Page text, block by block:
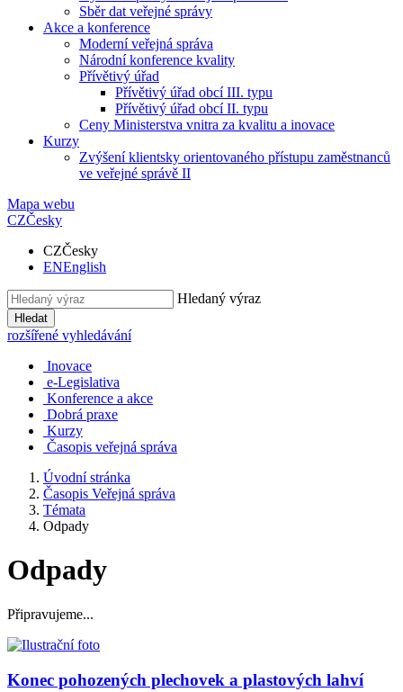
Sběr dat veřejné správy
Akce a konference
Moderní veřejná správa
Národní konference kvality
Přívětivý úřad
Přívětivý úřad obcí III. typu
Přívětivý úřad obcí II. typu
Ceny Ministerstva vnitra za kvalitu a inovace
Kurzy
Zvýšení klientsky orientovaného přístupu zaměstnanců
ve veřejné správě II
Mapa webu
CZČesky
CZČesky
ENEnglish
Hledaný výraz
Hledat
rozšířené vyhledávání
Inovace
e-Legislativa
Konference a akce
Dobrá praxe
Kurzy
Časopis veřejná správa
Úvodní stránka
Časopis Veřejná správa
Témata
Odpady
Odpady
Připravujeme...
Konec pohozených plechovek a plastových lahví